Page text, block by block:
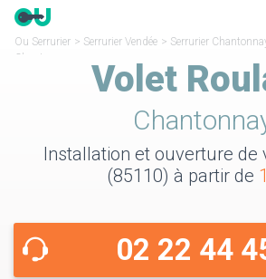
Ou Serrurier > Serrurier Vendée > Serrurier
Chantonnay
Volet
Installation et ouverture de
(85110) à partir de
02 22 44